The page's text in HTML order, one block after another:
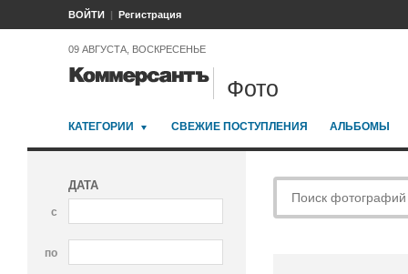
ВОЙТИ Регистрация
09 АВГУСТА, ВОСКРЕСЕНЬЕ
Фото
КАТЕГОРИИ СВЕЖИЕ ПОСТУПЛЕНИЯ АЛЬБОМЫ
ДАТА
с
по